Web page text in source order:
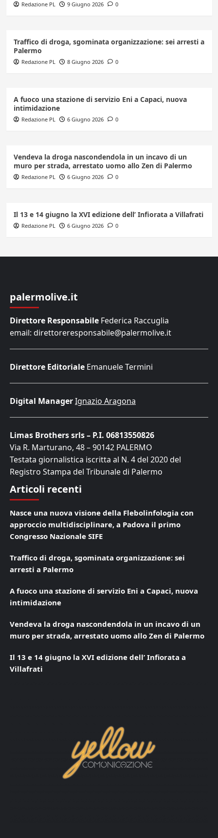
Redazione PL 9 Giugno 2026 0
Traffico di droga, sgominata organizzazione: sei arresti a
Palermo
Redazione PL 8 Giugno 2026 0
A fuoco una stazione di servizio Eni a Capaci, nuova
intimidazione
Redazione PL 6 Giugno 2026 0
Vendeva la droga nascondendola in un incavo di un
muro per strada, arrestato uomo allo Zen di Palermo
Redazione PL 6 Giugno 2026 0
Il 13 e 14 giugno la XVI edizione dell’ Infiorata a Villafrati
Redazione PL 6 Giugno 2026 0
palermolive.it
Direttore Responsabile Federica Raccuglia
email: direttoreresponsabile@palermolive.it
Direttore Editoriale Emanuele Termini
Digital ManagerIgnazio Aragona
Limas Brothers srls – P.I. 06813550826
Via R. Marturano, 48 – 90142 PALERMO
Testata giornalistica iscritta al N. 4 del 2020 del
Registro Stampa del Tribunale di Palermo
Articoli recenti
Nasce una nuova visione della Flebolinfologia con
approccio multidisciplinare, a Padova il primo
Congresso Nazionale SIFE
Traffico di droga, sgominata organizzazione: sei
arresti a Palermo
A fuoco una stazione di servizio Eni a Capaci, nuova
intimidazione
Vendeva la droga nascondendola in un incavo di un
muro per strada, arrestato uomo allo Zen di Palermo
Il 13 e 14 giugno la XVI edizione dell’ Infiorata a
Villafrati